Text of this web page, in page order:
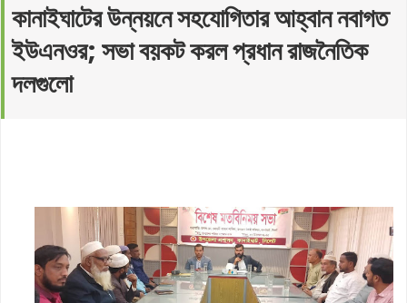
n
u
কানাইঘাটের উন্নয়নে সহযোগিতার আহ্বান নবাগত
ইউএনওর; সভা বয়কট করল প্রধান রাজনৈতিক
দলগুলো